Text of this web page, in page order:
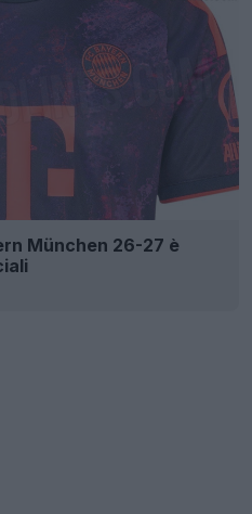
München 26-27 è